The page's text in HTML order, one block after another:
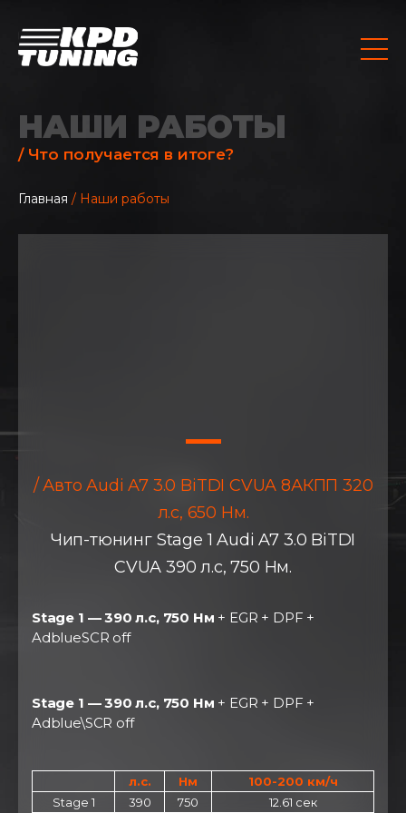
НАШИ РАБОТЫ
/ Что получается в итоге?
Главная / Наши работы
/ Авто Audi A7 3.0 BiTDI CVUA 8АКПП 320
л.с, 650 Нм.
Чип-тюнинг Stage 1 Audi A7 3.0 BiTDI
CVUA 390 л.с, 750 Нм.
Stage 1 — 390 л.с, 750 Нм + EGR + DPF +
AdblueSCR off
Stage 1 — 390 л.с, 750 Нм + EGR + DPF +
Adblue\SCR off
л.с. Нм
100-200 км/ч
Stage 1
390 750 12.61 сек